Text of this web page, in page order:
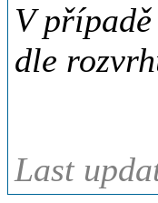
V
dle
Last